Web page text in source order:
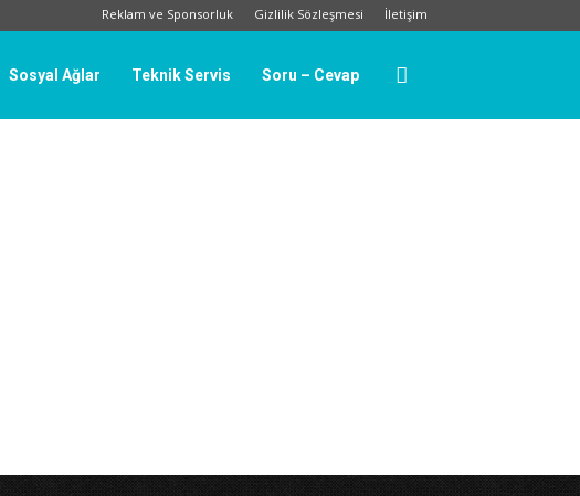
Reklam ve Sponsorluk Gizlilik Sözleşmesi İletişim
Sosyal Ağlar Teknik Servis Soru – Cevap